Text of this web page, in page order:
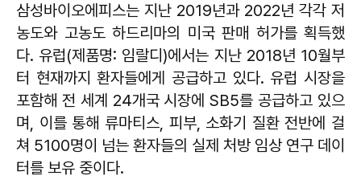
삼성바이오에피스는 지난 2019년과 2022년 각각 저
농도와 고농도 하드리마의 미국 판매 허가를 획득했
다. 유럽(제품명: 임랄디)에서는 지난 2018년 10월부
터 현재까지 환자들에게 공급하고 있다. 유럽 시장을
포함해 전 세계 24개국 시장에 SB5를 공급하고 있으
며, 이를 통해 류마티스, 피부, 소화기 질환 전반에 걸
쳐 5100명이 넘는 환자들의 실제 처방 임상 연구 데이
터를 보유 중이다.